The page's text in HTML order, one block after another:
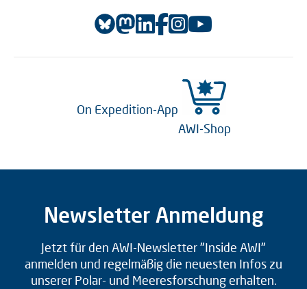
On Expedition-App
AWI-Shop
Newsletter Anmeldung
Jetzt für den AWI-Newsletter "Inside AWI"
anmelden und regelmäßig die neuesten Infos zu
unserer Polar- und Meeresforschung erhalten.